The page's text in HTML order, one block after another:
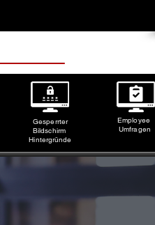
Gesperrter
Bildschirm
Hintergründe
Employee
Umfragen